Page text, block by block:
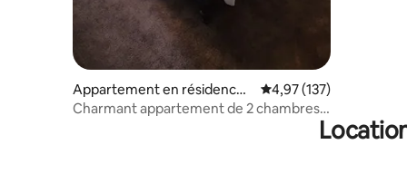
Appartement en résidence ⋅
Parkersburg
Évaluation moyenne
4,97 (137)
Charmant appartement de 2 chambres